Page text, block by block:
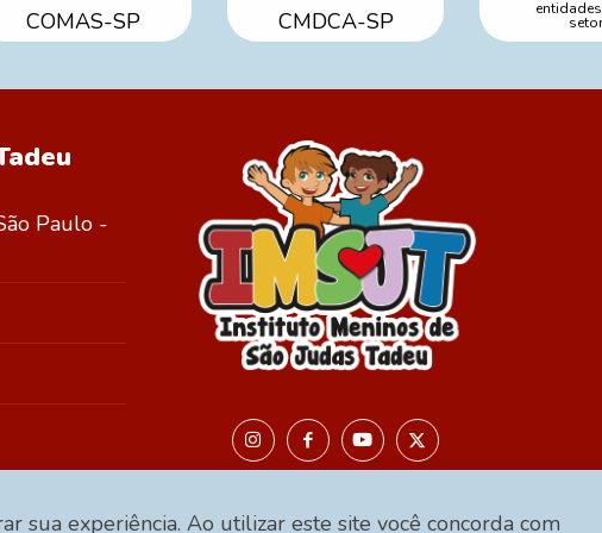
COMAS-SP CMDCA-SP
Paulo -
sua experiência. Ao utilizar este site você concorda com